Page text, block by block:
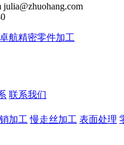
julia@zhuohang.com
联系我们
加工 慢走丝加工 表面处理